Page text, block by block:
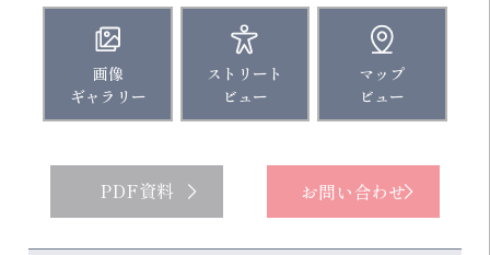
画像
ギャラリー
ストリート
ビュー
マップ
ビュー
PDF資料 お問い合わせ